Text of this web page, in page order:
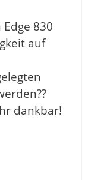
830
auf
dankbar!